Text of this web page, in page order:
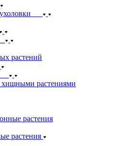
растений
растениями
растения
растения